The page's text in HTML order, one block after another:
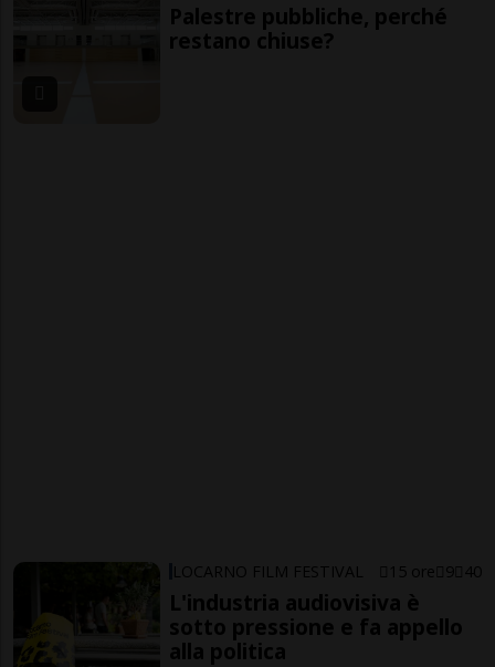
Palestre pubbliche, perché
restano chiuse?
LOCARNO FILM FESTIVAL 15 ore 9 40
L'industria audiovisiva è
sotto pressione e fa appello
alla politica